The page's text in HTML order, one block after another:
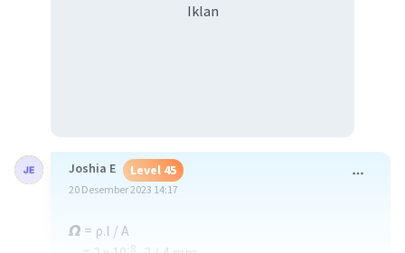
Iklan
Joshia E Level 45
20 Desember 2023 14:17
𝞨 = ρ.l / A
-8